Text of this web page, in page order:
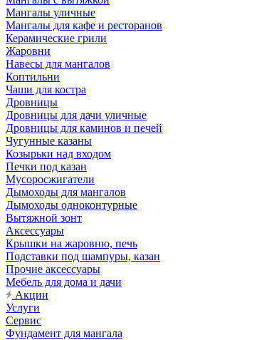
Мангалы уличные
Мангалы для кафе и ресторанов
Керамические грили
Жаровни
Навесы для мангалов
Коптильни
Чаши для костра
Дровницы
Дровницы для дачи уличные
Дровницы для каминов и печей
Чугунные казаны
Козырьки над входом
Печки под казан
Мусоросжигатели
Дымоходы для мангалов
Дымоходы одноконтурные
Вытяжной зонт
Аксессуары
Крышки на жаровню, печь
Подставки под шампуры, казан
Прочие аксессуары
Мебель для дома и дачи
Акции
Услуги
Сервис
Фундамент для мангала